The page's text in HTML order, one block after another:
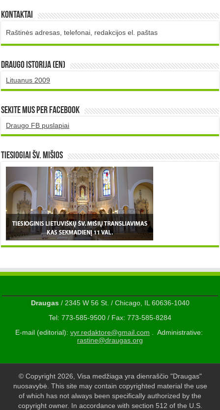
Kontaktai
Raštinės adresas, telefonai, redakcijos el. paštas
DRAUGO istorija (EN)
Lituanus 2009
Sekite mus per Facebook
Draugo FB puslapiai
TIESIOGIAI šv. MIŠIOS
Draugas/ 2345 W 56 St. / Chicago, IL 60636-1040
Tel: 773-585-9500 / Fax: 773-585-8284
E-mail (editorial): vyr.redaktore@gmail.com . Administrative:
rastine@draugas.org
© Copyright 2026, Visa medžiaga yra dienraščio "Draugas"
nuosavybė. This site may contain copyrighted material the use
of which has not always been specifically authorized by the
copyright owner. In accordance with section 512 of the U.S.